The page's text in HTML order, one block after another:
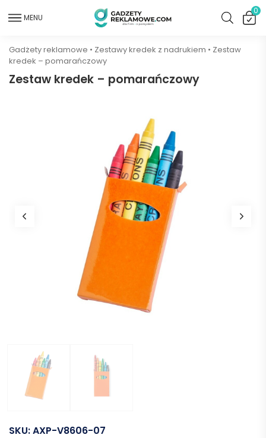
MENU
0
Gadżety reklamowe • Zestawy kredek z nadrukiem • Zestaw
kredek – pomarańczowy
Zestaw kredek – pomarańczowy
SKU:AXP-V8606-07